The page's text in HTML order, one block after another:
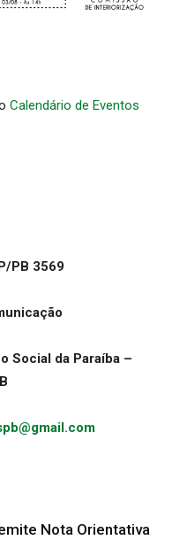
Calendário de Eventos
PB 3569
Social da Paraíba –
Nota Orientativa